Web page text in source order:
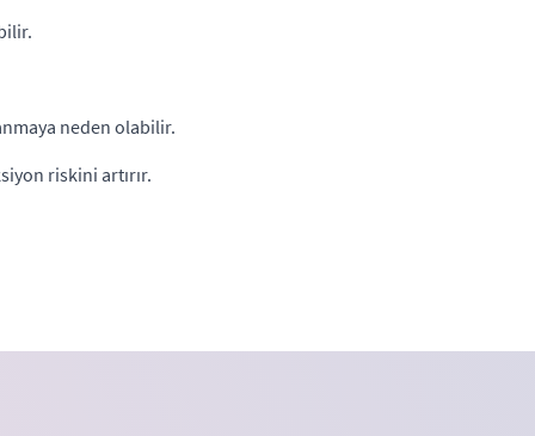
neden olabilir.
riskini artırır.